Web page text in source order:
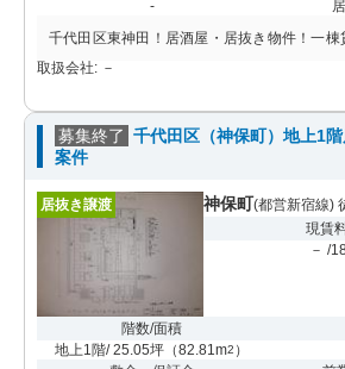
-
千代田区東神田！居酒屋・居抜き物件！一棟
取扱会社: －
募集終了 千代田区（神保町）地上1
案件
居抜き譲渡 神保町(都営新宿線)
現賃
－ /
階数/面積
地上1階/ 25.05坪 （82.81m2 ）